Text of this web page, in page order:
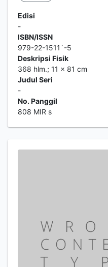
Edisi
-
ISBN/ISSN
979-22-1511`-5
Deskripsi Fisik
368 hlm.; 11 x 81 cm
Judul Seri
-
No. Panggil
808 MIR s